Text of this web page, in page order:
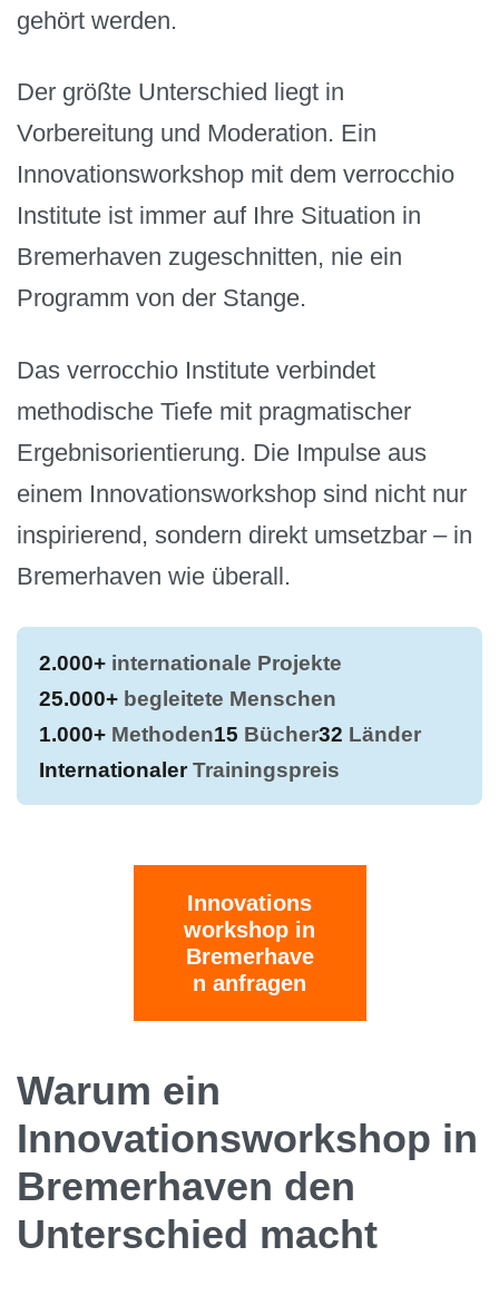
gehört werden.
Der größte Unterschied liegt in
Vorbereitung und Moderation. Ein
Innovationsworkshop mit dem verrocchio
Institute ist immer auf Ihre Situation in
Bremerhaven zugeschnitten, nie ein
Programm von der Stange.
Das verrocchio Institute verbindet
methodische Tiefe mit pragmatischer
Ergebnisorientierung. Die Impulse aus
einem Innovationsworkshop sind nicht nur
inspirierend, sondern direkt umsetzbar – in
Bremerhaven wie überall.
2.000+ internationale Projekte
25.000+ begleitete Menschen
1.000+ Methoden15 Bücher32 Länder
InternationalerTrainingspreis
Innovations
workshop in
Bremerhave
n anfragen
Warum ein
Innovationsworkshop in
Bremerhaven den
Unterschied macht